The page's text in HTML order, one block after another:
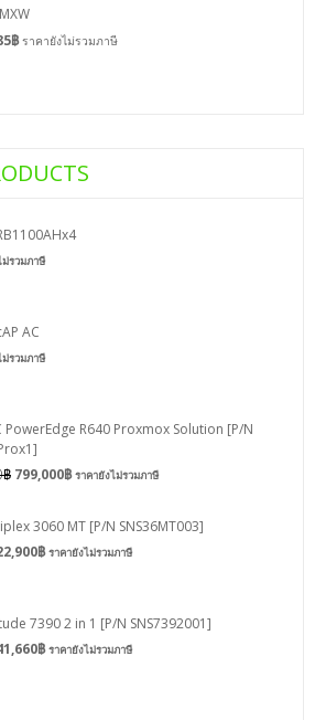
฿ ราคายังไม่รวมภาษี
ม่รวมภาษี
AC
ม่รวมภาษี
PowerEdge R640 Proxmox Solution [P/N
฿ 799,000฿ ราคายังไม่รวมภาษี
3060 MT [P/N SNS36MT003]
฿ ราคายังไม่รวมภาษี
7390 2 in 1 [P/N SNS7392001]
฿ ราคายังไม่รวมภาษี